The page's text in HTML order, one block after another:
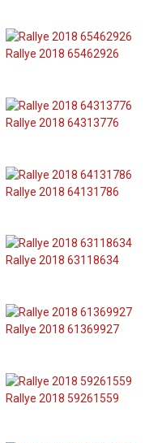
Rallye 2018 65462926
Rallye 2018 64313776
Rallye 2018 64131786
Rallye 2018 63118634
Rallye 2018 61369927
Rallye 2018 59261559